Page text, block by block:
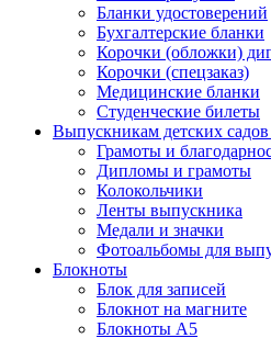
Бланки удостоверений
Бухгалтерские бланки
Корочки (обложки)
Корочки (спецзаказ)
Медицинские бланки
Студенческие билеты
Выпускникам детских
Грамоты и
Дипломы и грамоты
Колокольчики
Ленты выпускника
Медали и значки
Фотоальбомы для
Блокноты
Блок для записей
Блокнот на магните
Блокноты А5